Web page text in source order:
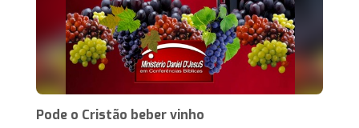
Pode o Cristão beber vinho